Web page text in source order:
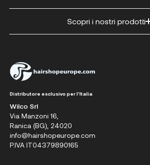
Scopri i nostri prodotti
Distributore esclusivo per l'Italia
Wilco Srl
Via Manzoni 16,
Ranica (BG), 24020
info@hairshopeurope.com
P.IVA IT04379890165